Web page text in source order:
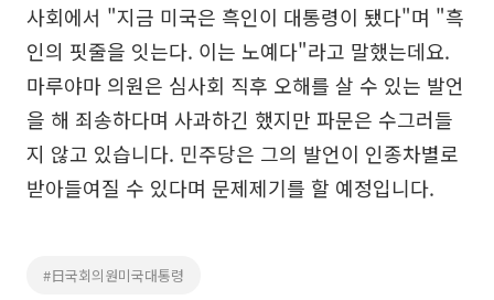
사회에서 "지금 미국은 흑인이 대통령이 됐다"며 "흑
인의 핏줄을 잇는다. 이는 노예다"라고 말했는데요.
마루야마 의원은 심사회 직후 오해를 살 수 있는 발언
을 해 죄송하다며 사과하긴 했지만 파문은 수그러들
지 않고 있습니다. 민주당은 그의 발언이 인종차별로
받아들여질 수 있다며 문제제기를 할 예정입니다.
#日국회의원미국대통령